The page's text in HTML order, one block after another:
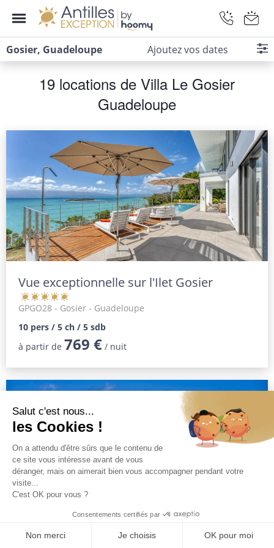
Gosier, Guadeloupe Ajoutez vos dates
19 locations de Villa Le Gosier
Guadeloupe
Vue exceptionnelle sur l'Ilet Gosier
GPGO28- Gosier - Guadeloupe
10 pers / 5 ch / 5 sdb
à partir de 769 € / nuit
Vue Mer et Plage à 2 min à pied